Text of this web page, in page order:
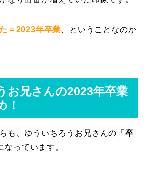
＝2023年卒業 、ということなのか
お兄さんの2023年卒業
！
も、ゆういちろうお兄さんの 「卒
なっています。